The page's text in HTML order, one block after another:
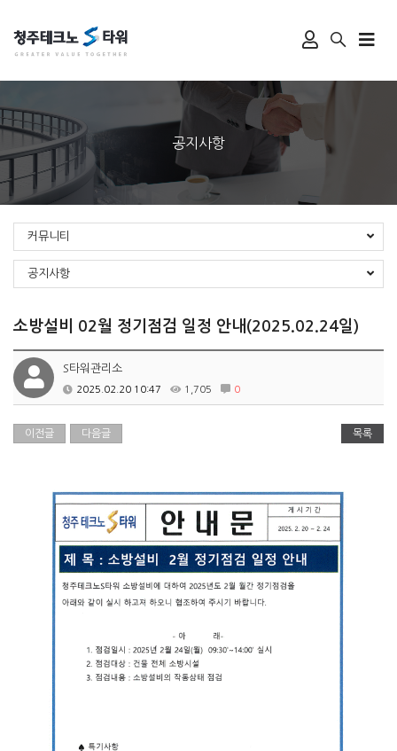
공지사항
커뮤니티
공지사항
소방설비 02월 정기점검 일정 안내(2025.02.24일)
S타워관리소
2025.02.20 10:47 1,705 0
이전글 다음글 목록